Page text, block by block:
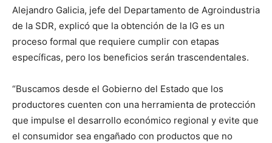
Alejandro Galicia, jefe del Departamento de Agroindustria
de la SDR, explicó que la obtención de la IG es un
proceso formal que requiere cumplir con etapas
específicas, pero los beneficios serán trascendentales.
“Buscamos desde el Gobierno del Estado que los
productores cuenten con una herramienta de protección
que impulse el desarrollo económico regional y evite que
el consumidor sea engañado con productos que no